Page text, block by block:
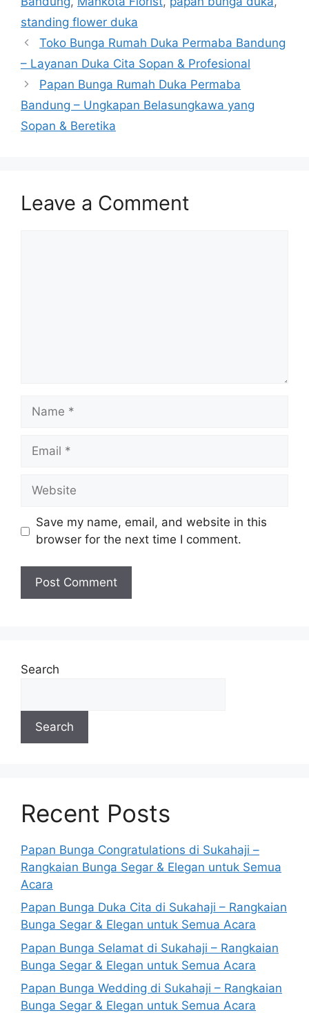
standing flower duka
Toko Bunga Rumah Duka Permaba Bandung
– Layanan Duka Cita Sopan & Profesional
Papan Bunga Rumah Duka Permaba
Bandung – Ungkapan Belasungkawa yang
Sopan & Beretika
Leave a Comment
Save my name, email, and website in this
browser for the next time I comment.
Search
Search
Recent Posts
Papan Bunga Congratulations di Sukahaji –
Rangkaian Bunga Segar & Elegan untuk Semua
Acara
Papan Bunga Duka Cita di Sukahaji – Rangkaian
Bunga Segar & Elegan untuk Semua Acara
Papan Bunga Selamat di Sukahaji – Rangkaian
Bunga Segar & Elegan untuk Semua Acara
Papan Bunga Wedding di Sukahaji – Rangkaian
Bunga Segar & Elegan untuk Semua Acara